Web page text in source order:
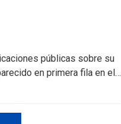
públicas sobre su
en primera fila en el…